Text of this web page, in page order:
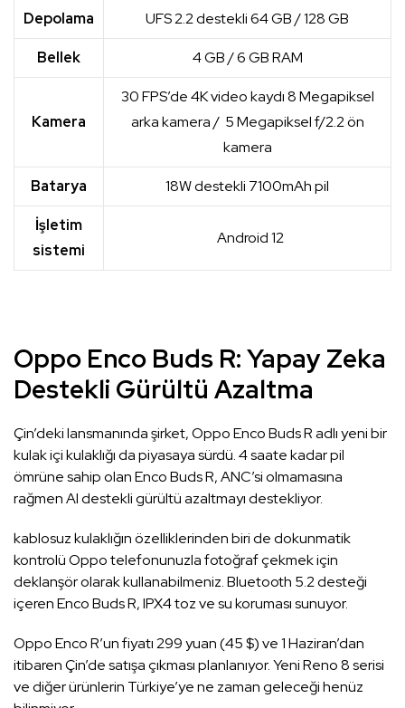
Depolama UFS 2.2 destekli 64 GB / 128 GB
Bellek 4 GB / 6 GB RAM
Kamera
30 FPS’de 4K video kaydı 8 Megapiksel
arka kamera / 5 Megapiksel f/2.2 ön
kamera
Batarya 18W destekli 7100mAh pil
İşletim
sistemi
Android 12
Oppo Enco Buds R: Yapay Zeka
Destekli Gürültü Azaltma
Çin’deki lansmanında şirket, Oppo Enco Buds R adlı yeni bir
kulak içi kulaklığı da piyasaya sürdü. 4 saate kadar pil
ömrüne sahip olan Enco Buds R, ANC’si olmamasına
rağmen AI destekli gürültü azaltmayı destekliyor.
kablosuz kulaklığın özelliklerinden biri de dokunmatik
kontrolü Oppo telefonunuzla fotoğraf çekmek için
deklanşör olarak kullanabilmeniz. Bluetooth 5.2 desteği
içeren Enco Buds R, IPX4 toz ve su koruması sunuyor.
Oppo Enco R’un fiyatı 299 yuan (45 $) ve 1 Haziran’dan
itibaren Çin’de satışa çıkması planlanıyor. Yeni Reno 8 serisi
ve diğer ürünlerin Türkiye’ye ne zaman geleceği henüz